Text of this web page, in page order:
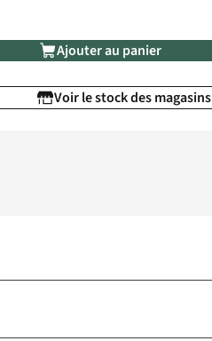
Ajouter au panier
Voir le stock des magasins